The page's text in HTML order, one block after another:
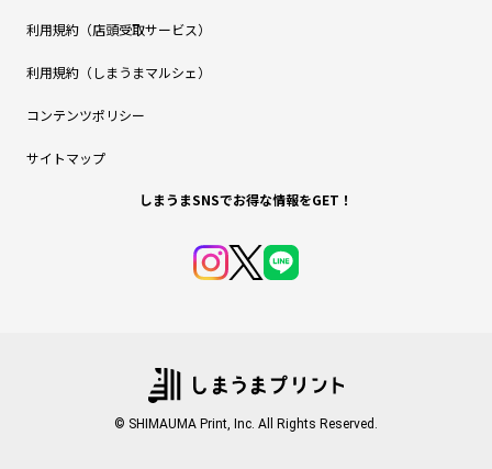
利用規約（店頭受取サービス）
利用規約（しまうまマルシェ）
コンテンツポリシー
サイトマップ
しまうまSNSでお得な情報をGET！
© SHIMAUMA Print, Inc. All Rights Reserved.